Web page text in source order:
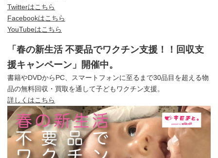
Twitterはこちら
Facebookはこちら
YouTubeはこちら
「春の新生活 不要品でワクチン支援！！回収支
援キャンペーン」開催中。
書籍やDVDからPC、スマートフォンに至るまで30品目を超える物
品の無料回収・買取を通して子どもワクチン支援。
詳しくはこちら